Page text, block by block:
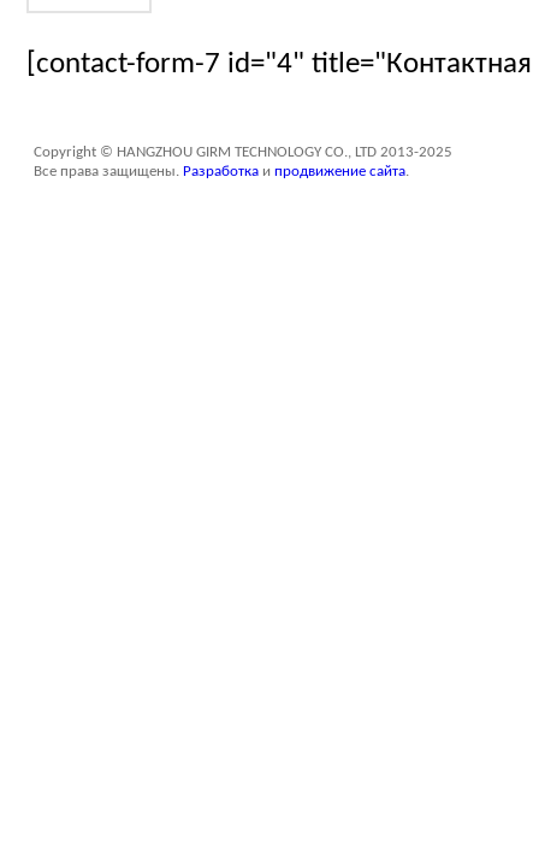
[contact-form-7 id="4"
Copyright © HANGZHOU GIRM TECHNOLOGY CO., LTD 2013-2025
Все права защищены. Разработка и продвижение сайта.